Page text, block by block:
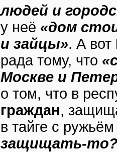
людей и
у неё «дом
и зайцы». А вот
рада тому, что
Москве и
о том, что в
граждан,
в тайге с
защищать-